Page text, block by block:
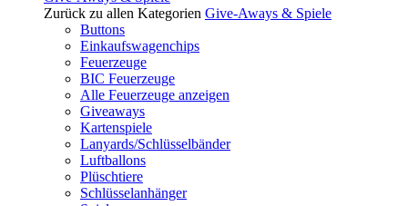
Zurück zu allen Kategorien Give-Aways & Spiele
Buttons
Einkaufswagenchips
Feuerzeuge
BIC Feuerzeuge
Alle Feuerzeuge anzeigen
Giveaways
Kartenspiele
Lanyards/Schlüsselbänder
Luftballons
Plüschtiere
Schlüsselanhänger